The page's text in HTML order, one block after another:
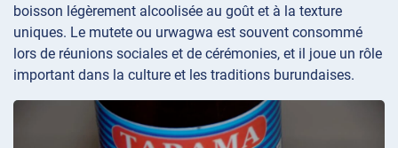
boisson légèrement alcoolisée au goût et à la texture
uniques. Le mutete ou urwagwa est souvent consommé
lors de réunions sociales et de cérémonies, et il joue un rôle
important dans la culture et les traditions burundaises.